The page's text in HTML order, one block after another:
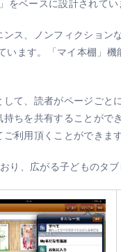
をベースに設計されてい
ス、ノンフィクショ
います。「マイ本棚」
て、読者がページご
ちを共有することが
利用頂くことができます
り、広がる子どものタ